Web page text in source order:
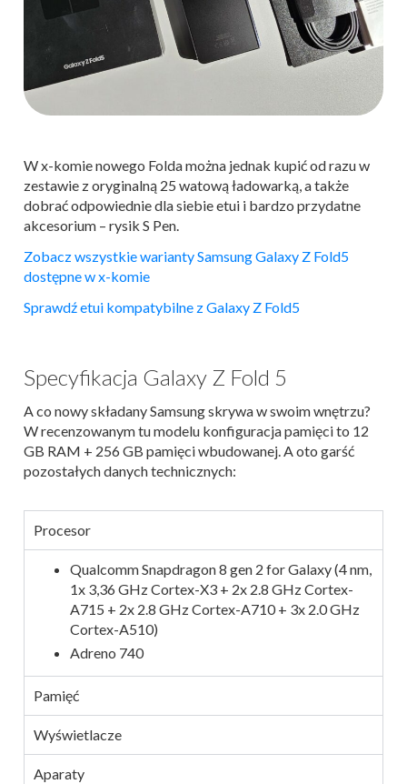
W x-komie nowego Folda można jednak kupić od razu w
zestawie z oryginalną 25 watową ładowarką, a także
dobrać odpowiednie dla siebie etui i bardzo przydatne
akcesorium – rysik S Pen.
Zobacz wszystkie warianty Samsung Galaxy Z Fold5
dostępne w x-komie
Sprawdź etui kompatybilne z Galaxy Z Fold5
Specyfikacja Galaxy Z Fold 5
A co nowy składany Samsung skrywa w swoim wnętrzu?
W recenzowanym tu modelu konfiguracja pamięci to 12
GB RAM + 256 GB pamięci wbudowanej. A oto garść
pozostałych danych technicznych:
Procesor
Qualcomm Snapdragon 8 gen 2 for Galaxy (4 nm,
1x 3,36 GHz Cortex-X3 + 2x 2.8 GHz Cortex-
A715 + 2x 2.8 GHz Cortex-A710 + 3x 2.0 GHz
Cortex-A510)
Adreno 740
Pamięć
Wyświetlacze
Aparaty